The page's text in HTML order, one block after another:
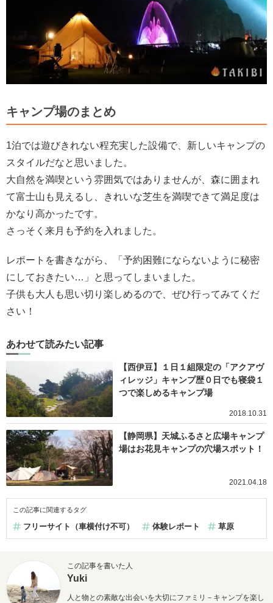
キャンプ場のまとめ
1泊では遊びきれない程充実した設備で、新しいキャンプの
スタイルだなと思いました。
大自然を満喫という雰囲気ではありませんが、森に囲まれ
て富士山も見えるし、きれいな芝生を満喫できて満足度は
かなり高かったです。
さっそく来月も予約を入れました。
レポートを書きながら、「予約困難にならないように秘密
にしておきたい…」と思ってしまいました。
子供も大人も思い切り楽しめるので、ぜひ行ってみてくだ
さい！
あわせて読みたい記事
【西伊豆】１日１組限定の「アクアヴ
ィレッジ」キャンプ歴０日でも寝袋１
つで楽しめるキャンプ場
2018.10.31
【静岡県】天城ふるさと広場キャンプ
場はお花見キャンプの穴場スポット！
2021.04.18
この記事に関連するタグ
フリーサイト（車横付け不可） 体験レポート 草原
この記事を書いた人
Yuki
人と物との素敵な出会いを大切にファミリ－キャンプを楽し